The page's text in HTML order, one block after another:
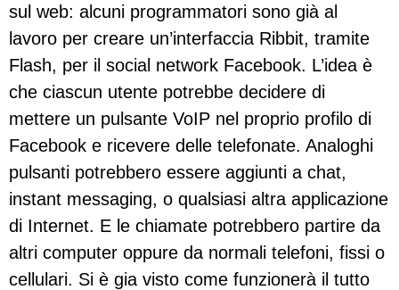
sul web: alcuni programmatori sono già al
lavoro per creare un’interfaccia Ribbit, tramite
Flash, per il social network Facebook. L’idea è
che ciascun utente potrebbe decidere di
mettere un pulsante VoIP nel proprio profilo di
Facebook e ricevere delle telefonate. Analoghi
pulsanti potrebbero essere aggiunti a chat,
instant messaging, o qualsiasi altra applicazione
di Internet. E le chiamate potrebbero partire da
altri computer oppure da normali telefoni, fissi o
cellulari. Si è gia visto come funzionerà il tutto